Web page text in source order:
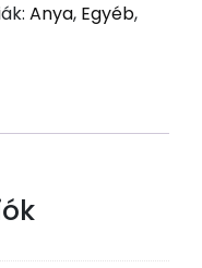
Anya, Egyéb,